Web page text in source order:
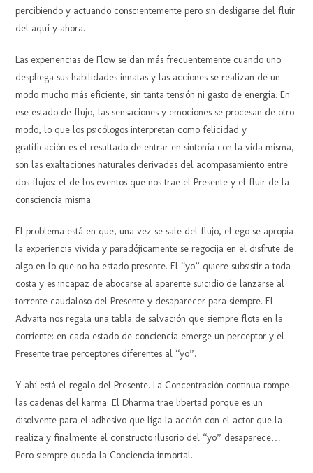
percibiendo y actuando conscientemente pero sin desligarse del fluir
del aquí y ahora.
Las experiencias de Flow se dan más frecuentemente cuando uno
despliega sus habilidades innatas y las acciones se realizan de un
modo mucho más eficiente, sin tanta tensión ni gasto de energía. En
ese estado de flujo, las sensaciones y emociones se procesan de otro
modo, lo que los psicólogos interpretan como felicidad y
gratificación es el resultado de entrar en sintonía con la vida misma,
son las exaltaciones naturales derivadas del acompasamiento entre
dos flujos: el de los eventos que nos trae el Presente y el fluir de la
consciencia misma.
El problema está en que, una vez se sale del flujo, el ego se apropia
la experiencia vivida y paradójicamente se regocija en el disfrute de
algo en lo que no ha estado presente. El “yo” quiere subsistir a toda
costa y es incapaz de abocarse al aparente suicidio de lanzarse al
torrente caudaloso del Presente y desaparecer para siempre. El
Advaita nos regala una tabla de salvación que siempre flota en la
corriente: en cada estado de conciencia emerge un perceptor y el
Presente trae perceptores diferentes al “yo”.
Y ahí está el regalo del Presente. La Concentración continua rompe
las cadenas del karma. El Dharma trae libertad porque es un
disolvente para el adhesivo que liga la acción con el actor que la
realiza y finalmente el constructo ilusorio del “yo” desaparece…
Pero siempre queda la Conciencia inmortal.